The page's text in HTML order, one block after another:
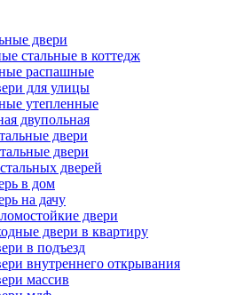
двери
стальные в коттедж
распашные
для улицы
утепленные
двупольная
двери
двери
дверей
в дом
на дачу
двери
двери в квартиру
в подъезд
внутреннего открывания
массив